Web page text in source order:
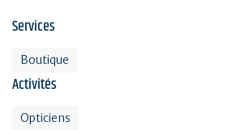
Services
Boutique
Activités
Opticiens